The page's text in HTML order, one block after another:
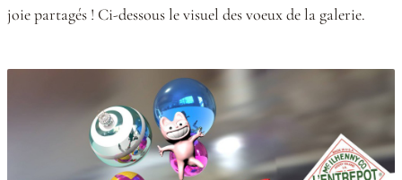
joie partagés ! Ci-dessous le visuel des voeux de la galerie.